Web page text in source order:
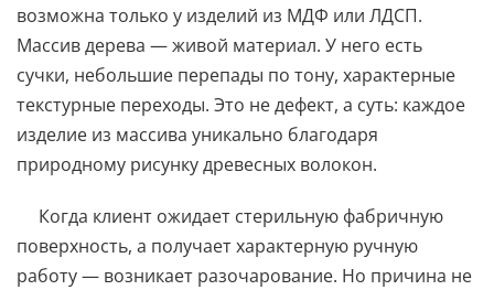
возможна только у изделий из МДФ или ЛДСП.
Массив дерева — живой материал. У него есть
сучки, небольшие перепады по тону, характерные
текстурные переходы. Это не дефект, а суть: каждое
изделие из массива уникально благодаря
природному рисунку древесных волокон.
Когда клиент ожидает стерильную фабричную
поверхность, а получает характерную ручную
работу — возникает разочарование. Но причина не